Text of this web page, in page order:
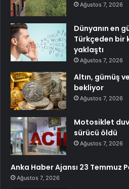
Ağustos 7, 2026
Dünyanın en
Türkçeden bir
yaklaştı
Ağustos 7, 2026
Altın, gümüş
bekliyor
Ağustos 7, 2026
Motosiklet
sürücü öldü
Ağustos 7, 2026
Anka Haber Ajansı 23 Temmuz
Ağustos 7, 2026